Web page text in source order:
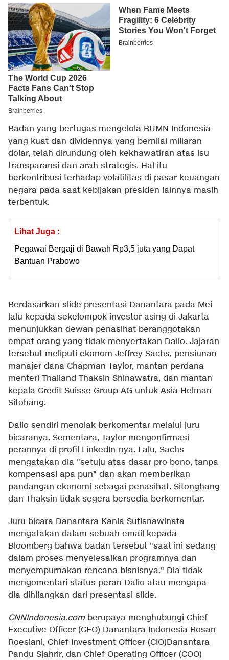
Badan yang bertugas mengelola BUMN Indonesia
yang kuat dan dividennya yang bernilai miliaran
dolar, telah dirundung oleh kekhawatiran atas isu
transparansi dan arah strategis. Hal itu
berkontribusi terhadap volatilitas di pasar keuangan
negara pada saat kebijakan presiden lainnya masih
terbentuk.
Lihat Juga :
Pegawai Bergaji di Bawah Rp3,5 juta yang Dapat
Bantuan Prabowo
Berdasarkan slide presentasi Danantara pada Mei
lalu kepada sekelompok investor asing di Jakarta
menunjukkan dewan penasihat beranggotakan
empat orang yang tidak menyertakan Dalio. Jajaran
tersebut meliputi ekonom Jeffrey Sachs, pensiunan
manajer dana Chapman Taylor, mantan perdana
menteri Thailand Thaksin Shinawatra, dan mantan
kepala Credit Suisse Group AG untuk Asia Helman
Sitohang.
Dalio sendiri menolak berkomentar melalui juru
bicaranya. Sementara, Taylor mengonfirmasi
perannya di profil LinkedIn-nya. Lalu, Sachs
mengatakan dia "setuju atas dasar pro bono, tanpa
kompensasi apa pun" dan akan memberikan
pandangan ekonomi sebagai penasihat. Sitonghang
dan Thaksin tidak segera bersedia berkomentar.
Juru bicara Danantara Kania Sutisnawinata
mengatakan dalam sebuah email kepada
Bloomberg bahwa badan tersebut "saat ini sedang
dalam proses menyelesaikan programnya dan
menyempurnakan rencana bisnisnya." Dia tidak
mengomentari status peran Dalio atau mengapa
dia dihilangkan dari presentasi slide.
CNNIndonesia.comberupaya menghubungi Chief
Executive Officer (CEO) Danantara Indonesia Rosan
Roeslani, Chief Investment Officer (CIO)Danantara
Pandu Sjahrir, dan Chief Operating Officer (COO)